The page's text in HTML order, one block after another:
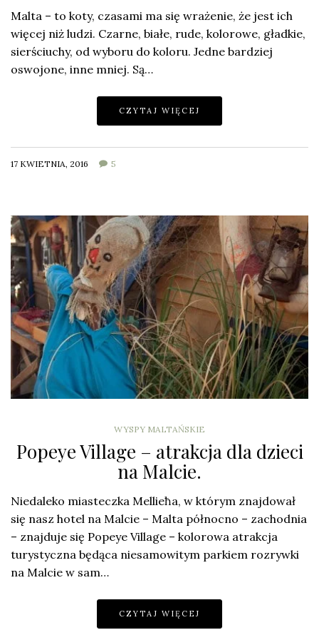
Malta – to koty, czasami ma się wrażenie, że jest ich
więcej niż ludzi. Czarne, białe, rude, kolorowe, gładkie,
sierściuchy, od wyboru do koloru. Jedne bardziej
oswojone, inne mniej. Są…
CZYTAJ WIĘCEJ
17 KWIETNIA, 2016 5
WYSPY MALTAŃSKIE
Popeye Village – atrakcja dla dzieci
na Malcie.
Niedaleko miasteczka Mellieħa, w którym znajdował
się nasz hotel na Malcie – Malta północno – zachodnia
– znajduje się Popeye Village – kolorowa atrakcja
turystyczna będąca niesamowitym parkiem rozrywki
na Malcie w sam…
CZYTAJ WIĘCEJ